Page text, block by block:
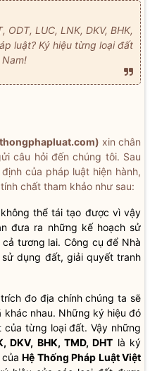
LUC, LNK, DKV, BHK,
luật? Ký hiệu từng loại đất
xin chân
câu hỏi đến chúng tôi. Sau
của pháp luật hiện hành,
chất tham khảo như sau:
thể tái tạo được vì vậy
đưa ra những kế hoạch sử
tương lai. Công cụ để Nhà
dụng đất, giải quyết tranh
đo địa chính chúng ta sẽ
nhau. Những ký hiệu đó
từng loại đất. Vậy những
DKV, BHK, TMD, DHT là ký
củaHệ Thống Pháp Luật Việt